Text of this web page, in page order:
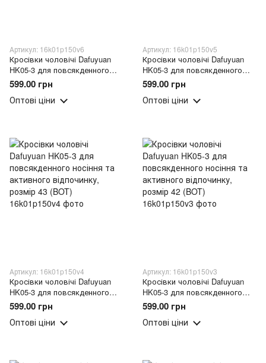
Артикул: 16k01p150v6
Кросівки чоловічі Dafuyuan
HK05-3 для повсякденного
носіння та активного
відпочинку, розмір 45 (BOT)
599.00 грн
Оптові ціни
Артикул: 16k01p150v5
Кросівки чоловічі Dafuyuan
HK05-3 для повсякденного
носіння та активного
відпочинку, розмір 44 (BOT)
599.00 грн
Оптові ціни
Артикул: 16k01p150v4
Кросівки чоловічі Dafuyuan
HK05-3 для повсякденного
носіння та активного
відпочинку, розмір 43 (BOT)
599.00 грн
Оптові ціни
Артикул: 16k01p150v3
Кросівки чоловічі Dafuyuan
HK05-3 для повсякденного
носіння та активного
відпочинку, розмір 42 (BOT)
599.00 грн
Оптові ціни